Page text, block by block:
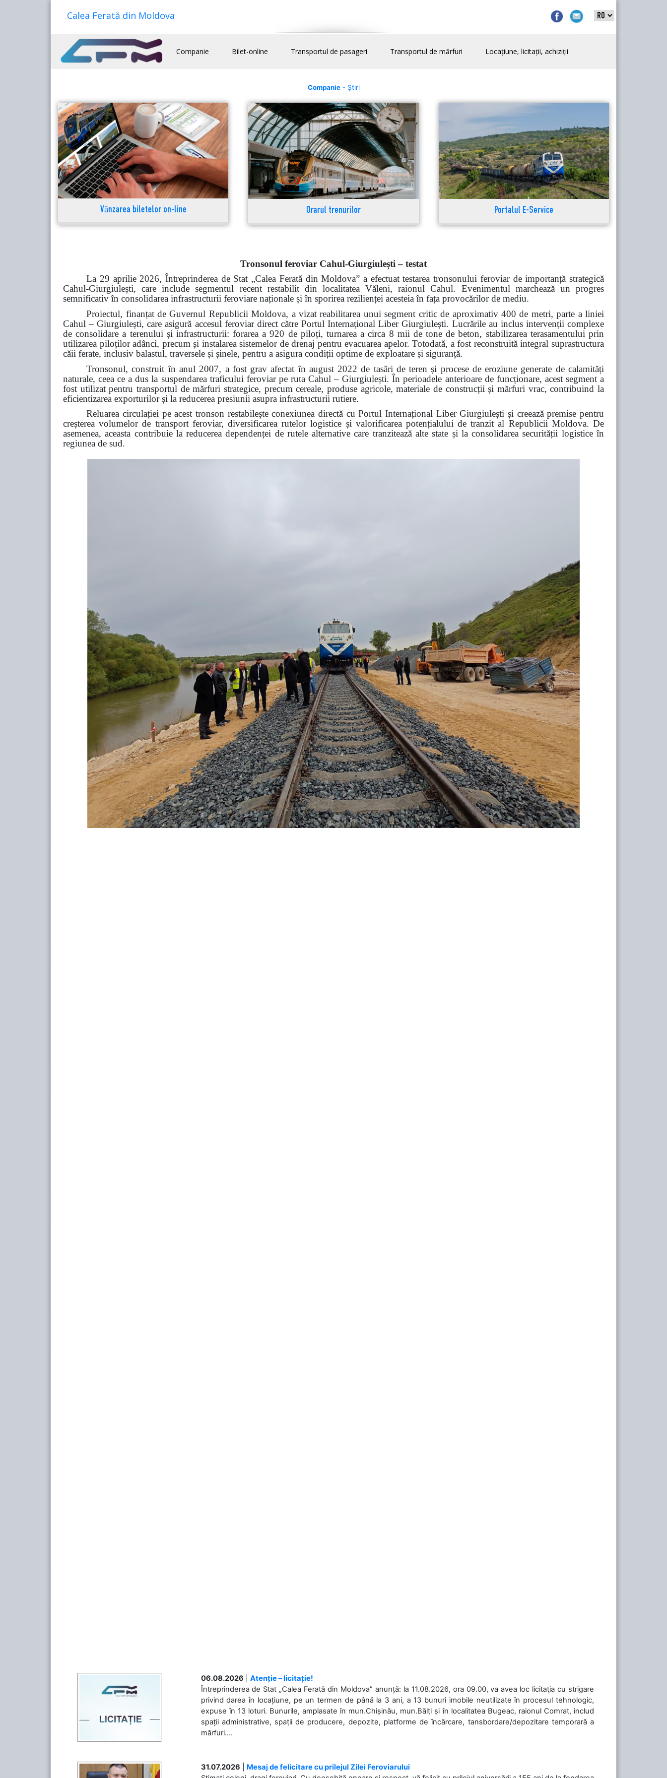
Calea Ferată din Moldova
Companie Bilet-online Transportul de pasageri Transportul de mărfuri Locațiune, licitații, achiziții
Companie- Știri
Vânzarea biletelor on-line Orarul trenurilor Portalul E-Service
Tronsonul feroviar Cahul-Giurgiulești – testat
La 29 aprilie 2026, Întreprinderea de Stat „Calea Ferată din Moldova” a efectuat testarea tronsonului feroviar de importanță strategică
Cahul-Giurgiulești, care include segmentul recent restabilit din localitatea Văleni, raionul Cahul. Evenimentul marchează un progres
semnificativ în consolidarea infrastructurii feroviare naționale și în sporirea rezilienței acesteia în fața provocărilor de mediu.
Proiectul, finanțat de Guvernul Republicii Moldova, a vizat reabilitarea unui segment critic de aproximativ 400 de metri, parte a liniei
Cahul – Giurgiulești, care asigură accesul feroviar direct către Portul Internațional Liber Giurgiulești. Lucrările au inclus intervenții complexe
de consolidare a terenului și infrastructurii: forarea a 920 de piloți, turnarea a circa 8 mii de tone de beton, stabilizarea terasamentului prin
utilizarea piloților adânci, precum și instalarea sistemelor de drenaj pentru evacuarea apelor. Totodată, a fost reconstruită integral suprastructura
căii ferate, inclusiv balastul, traversele și șinele, pentru a asigura condiții optime de exploatare și siguranță.
Tronsonul, construit în anul 2007, a fost grav afectat în august 2022 de tasări de teren și procese de eroziune generate de calamități
naturale, ceea ce a dus la suspendarea traficului feroviar pe ruta Cahul – Giurgiulești. În perioadele anterioare de funcționare, acest segment a
fost utilizat pentru transportul de mărfuri strategice, precum cereale, produse agricole, materiale de construcții și mărfuri vrac, contribuind la
eficientizarea exporturilor și la reducerea presiunii asupra infrastructurii rutiere.
Reluarea circulației pe acest tronson restabilește conexiunea directă cu Portul Internațional Liber Giurgiulești și creează premise pentru
creșterea volumelor de transport feroviar, diversificarea rutelor logistice și valorificarea potențialului de tranzit al Republicii Moldova. De
asemenea, aceasta contribuie la reducerea dependenței de rutele alternative care tranzitează alte state și la consolidarea securității logistice în
regiunea de sud.
06.08.2026
Atenție – licitație!
Întreprinderea de Stat „Calea Ferată din Moldova” anunță: la 11.08.2026, ora 09.00, va avea loc licitaţia cu strigare
privind darea în locațiune, pe un termen de până la 3 ani, a 13 bunuri imobile neutilizate în procesul tehnologic,
expuse în 13 loturi. Bunurile, amplasate în mun.Chișinău, mun.Bălți și în localitatea Bugeac, raionul Comrat, includ
spații administrative, spații de producere, depozite, platforme de încărcare, tansbordare/depozitare temporară a
mărfuri....
31.07.2026
Mesaj de felicitare cu prilejul Zilei Feroviarului